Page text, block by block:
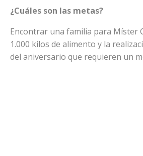
¿Cuáles son las metas?
Encontrar una familia para Míster
1.000 kilos de alimento y la
del aniversario que requieren un